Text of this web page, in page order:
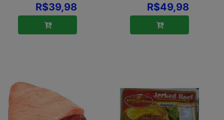
R$39,98 R$49,98